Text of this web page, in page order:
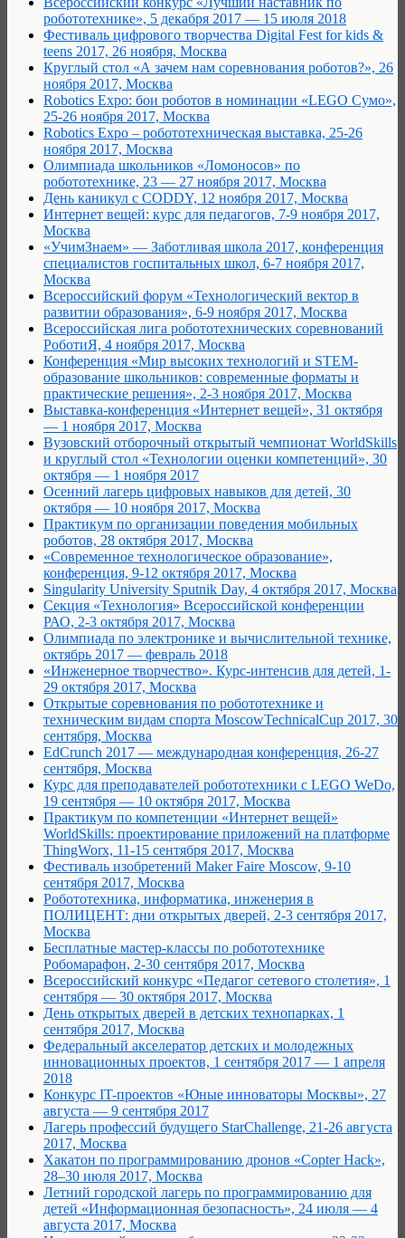
робототехнике», 5 декабря 2017 — 15 июля 2018
Фестиваль цифрового творчества Digital Fest for kids &
teens 2017, 26 ноября, Москва
Круглый стол «А зачем нам соревнования роботов?», 26
ноября 2017, Москва
Robotics Expo: бои роботов в номинации «LEGO Сумо»,
25-26 ноября 2017, Москва
Robotics Expo – робототехническая выставка, 25-26
ноября 2017, Москва
Олимпиада школьников «Ломоносов» по
робототехнике, 23 — 27 ноября 2017, Москва
День каникул с CODDY, 12 ноября 2017, Москва
Интернет вещей: курс для педагогов, 7-9 ноября 2017,
Москва
«УчимЗнаем» — Заботливая школа 2017, конференция
специалистов госпитальных школ, 6-7 ноября 2017,
Москва
Всероссийский форум «Технологический вектор в
развитии образования», 6-9 ноября 2017, Москва
Всероссийская лига робототехнических соревнований
РоботиЯ, 4 ноября 2017, Москва
Конференция «Мир высоких технологий и STEM-
образование школьников: современные форматы и
практические решения», 2-3 ноября 2017, Москва
Выставка-конференция «Интернет вещей», 31 октября
— 1 ноября 2017, Москва
Вузовский отборочный открытый чемпионат WorldSkills
и круглый стол «Технологии оценки компетенций», 30
октября — 1 ноября 2017
Осенний лагерь цифровых навыков для детей, 30
октября — 10 ноября 2017, Москва
Практикум по организации поведения мобильных
роботов, 28 октября 2017, Москва
«Современное технологическое образование»,
конференция, 9-12 октября 2017, Москва
Singularity University Sputnik Day, 4 октября 2017, Москва
Cекция «Технология» Всероссийской конференции
РАО, 2-3 октября 2017, Москва
Олимпиада по электронике и вычислительной технике,
октябрь 2017 — февраль 2018
«Инженерное творчество». Курс-интенсив для детей, 1-
29 октября 2017, Москва
Открытые соревнования по робототехнике и
техническим видам спорта MoscowTechnicalCup 2017, 30
сентября, Москва
EdCrunch 2017 — международная конференция, 26-27
сентября, Москва
Курс для преподавателей робототехники с LEGO WeDo,
19 сентября — 10 октября 2017, Москва
Практикум по компетенции «Интернет вещей»
WorldSkills: проектирование приложений на платформе
ThingWorx, 11-15 сентября 2017, Москва
Фестиваль изобретений Maker Faire Moscow, 9-10
сентября 2017, Москва
Робототехника, информатика, инженерия в
ПОЛИЦЕНТ: дни открытых дверей, 2-3 сентября 2017,
Москва
Бесплатные мастер-классы по робототехнике
Робомарафон, 2-30 сентября 2017, Москва
Всероссийский конкурс «Педагог сетевого столетия», 1
сентября — 30 октября 2017, Москва
День открытых дверей в детских технопарках, 1
сентября 2017, Москва
Федеральный акселератор детских и молодежных
инновационных проектов, 1 сентября 2017 — 1 апреля
2018
Конкурс IT-проектов «Юные инноваторы Москвы», 27
августа — 9 сентября 2017
Лагерь профессий будущего StarChallenge, 21-26 августа
2017, Москва
Хакатон по программированию дронов «Copter Hack»,
28–30 июля 2017, Москва
Летний городской лагерь по программированию для
детей «Информационная безопасность», 24 июля — 4
августа 2017, Москва